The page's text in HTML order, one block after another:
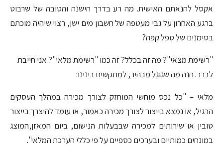
אקסל להנאתם האישית. מה רע בדרך הישנה והטובה של שרבוט
ברגע האחרון על גבי מעטפה של חשבון מים ישן, רצוי שיהיה מוכתם
בסימנים של ספל קפה?
"רשימת מצאי"? מה זה בכלל? זה כמו "רשימת מלאי"? אני חייבת
לברר. הנה מה שגוגל מבהיר, למתקשים בינינו:
מלאי – "כל נכס מוחשי המוחזק לצורך מכירה במהלך העסקים
הרגיל, או נמצא בייצור לצורך מכירה כאמור, או עומד להיצרך בייצור
טובין או שירותים למכירה שבבעלות הנישום, ביום המאזן,המוצג
במונחים כמותיים ובערכים כספיים על פי כללי הערכת המלאי".